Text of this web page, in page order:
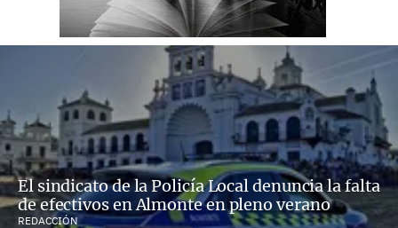
El sindicato de la Policía Local denuncia la falta
de efectivos en Almonte en pleno verano
REDACCIÓN